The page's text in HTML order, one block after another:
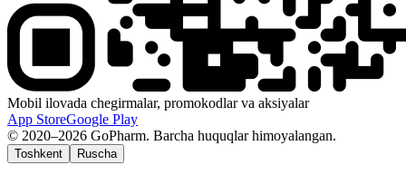
Mobil ilovada chegirmalar, promokodlar va aksiyalar
App StoreGoogle Play
© 2020–2026 GoPharm. Barcha huquqlar himoyalangan.
Toshkent Ruscha